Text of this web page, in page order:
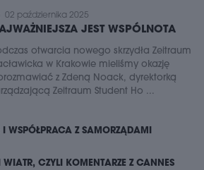
02 października 2025
JEST WSPÓLNOTA
otwarcia nowego skrzydła Zeitraum
w Krakowie mieliśmy okazję
z Zdeną Noack, dyrektorką
Zeitraum Student Ho ...
WSPÓŁPRACA Z SAMORZĄDAMI
CZYLI KOMENTARZE Z CANNES